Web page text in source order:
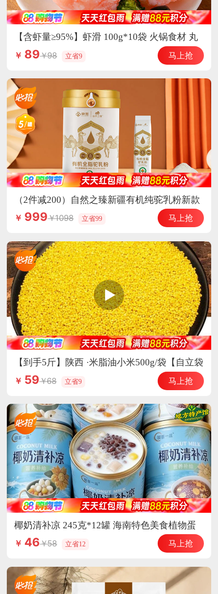
【含虾量≥95%】虾滑 100g*10袋 火锅食材 丸
子 丸料 海鲜水产
￥ 89 98 立省9 马上抢
（2件减200）自然之臻新疆有机纯驼乳粉新款
会员专享
￥ 999 1098 立省99 马上抢
【到手5斤】陕西 ·米脂油小米500g/袋【自立袋
装】
￥ 59 68 立省9 马上抢
椰奶清补凉 245克*12罐 海南特色美食植物蛋
白饮料
￥ 46 58 立省12 马上抢